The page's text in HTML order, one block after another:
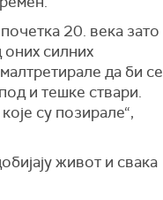
20. века зато
силних
да би се
и тешке ствари.
су позирале“,
живот и свака